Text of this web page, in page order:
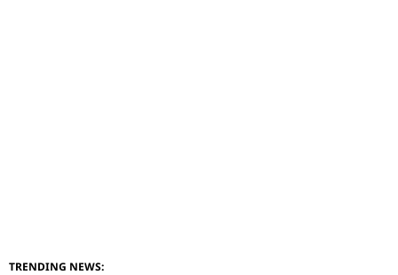
TRENDING NEWS: